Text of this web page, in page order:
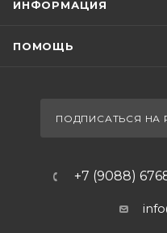
предлагает идеальное
идеальным выбором
радость и
ИНФОРМАЦИЯ
ПОМОЩЬ
ПОДПИСАТЬСЯ НА
+7 (9088)